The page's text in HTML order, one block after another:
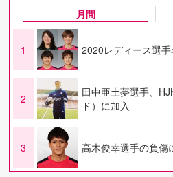
月間
1 2020レディース選
2
田中亜土夢選手、
ド）に加入
3 高木俊幸選手の負傷